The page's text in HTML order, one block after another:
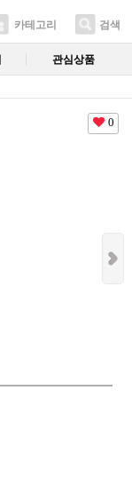
카테고리 검색
관심상품
0